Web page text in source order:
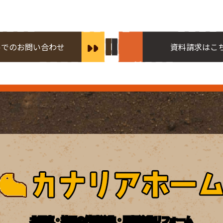
のお問い合わせ 資料請求はこ
北関東・埼玉の外壁塗装・屋根塗装リフォーム